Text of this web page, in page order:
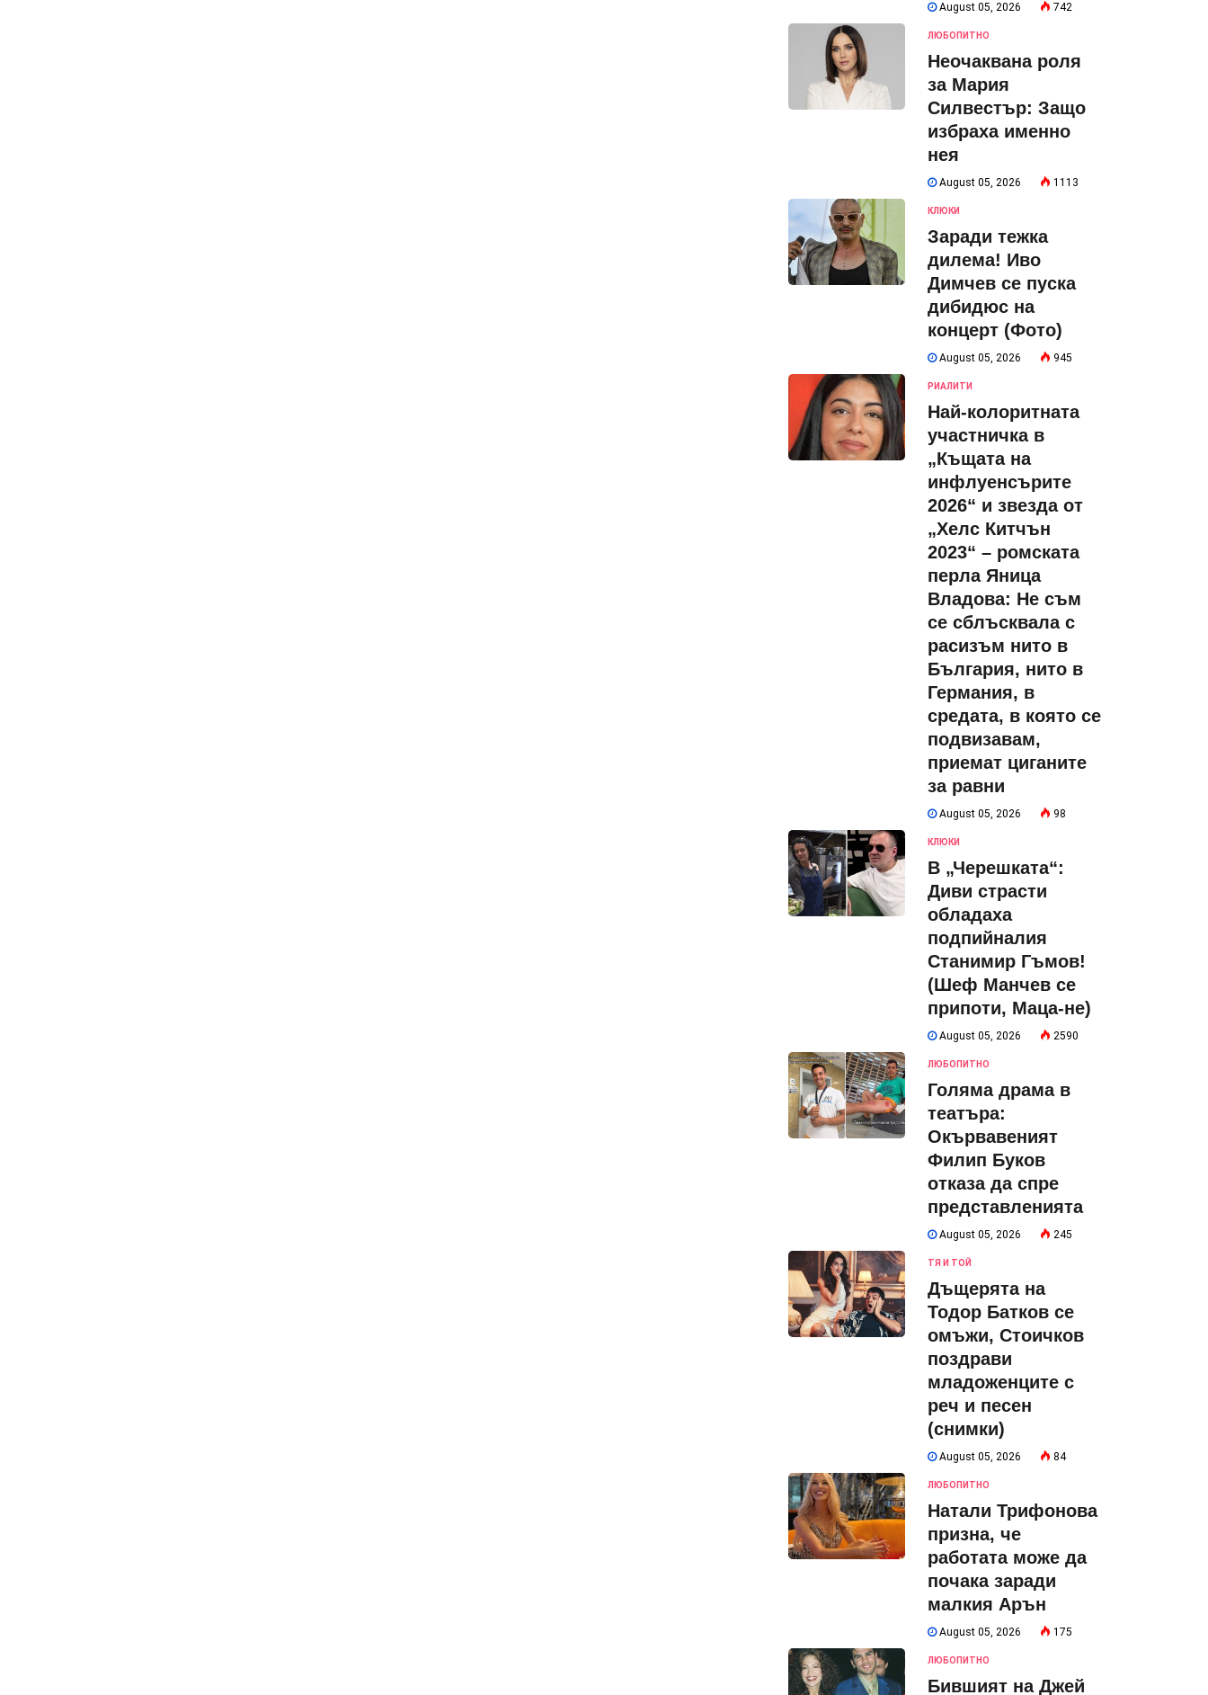
August 05, 2026 742
ЛЮБОПИТНО
Неочаквана роля
за Мария
Силвестър: Защо
избраха именно
нея
August 05, 2026 1113
КЛЮКИ
Заради тежка
дилема! Иво
Димчев се пуска
дибидюс на
концерт (Фото)
August 05, 2026 945
РИАЛИТИ
Най-колоритната
участничка в
„Къщата на
инфлуенсърите
2026“ и звезда от
„Хелс Китчън
2023“ – ромската
перла Яница
Владова: Не съм
се сблъсквала с
расизъм нито в
България, нито в
Германия, в
средата, в която се
подвизавам,
приемат циганите
за равни
August 05, 2026 98
КЛЮКИ
В „Черешката“:
Диви страсти
обладаха
подпийналия
Станимир Гъмов!
(Шеф Манчев се
припоти, Маца-не)
August 05, 2026 2590
ЛЮБОПИТНО
Голяма драма в
театъра:
Окървавеният
Филип Буков
отказа да спре
представленията
August 05, 2026 245
ТЯ И ТОЙ
Дъщерята на
Тодор Батков се
омъжи, Стоичков
поздрави
младоженците с
реч и песен
(снимки)
August 05, 2026 84
ЛЮБОПИТНО
Натали Трифонова
призна, че
работата може да
почака заради
малкия Арън
August 05, 2026 175
ЛЮБОПИТНО
Бившият на Джей